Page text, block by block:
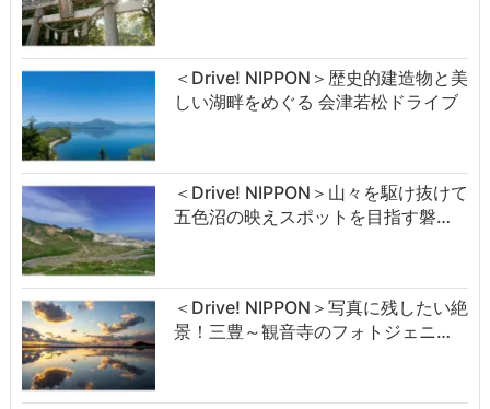
＜Drive! NIPPON＞歴史的建造物と美
しい湖畔をめぐる 会津若松ドライブ
＜Drive! NIPPON＞山々を駆け抜けて
五色沼の映えスポットを目指す磐…
＜Drive! NIPPON＞写真に残したい絶
景！三豊～観音寺のフォトジェニ…